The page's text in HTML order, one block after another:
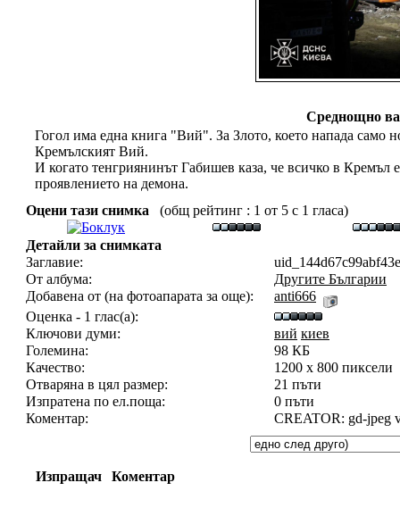
Среднощно
Гогол има една книга "Вий". За Злото, което напада само
Кремълският Вий.
И когато тенгриянинът Габишев каза, че всичко в
проявлението на демона.
Оцени тази снимка
(общ рейтинг : 1 от 5 с 1 гласа)
Детайли за снимката
Заглавие:
От албума:
Другите Българии
Добавена от (на фотоапарата за още):
anti666
Оценка - 1 глас(а):
Ключови думи:
вий киев
Големина:
98 КБ
Качество:
1200 x 800 пиксели
Отваряна в цял размер:
21 пъти
Изпратена по ел.поща:
0 пъти
Коментар:
CREATOR: gd-jpeg
Изпращач Коментар